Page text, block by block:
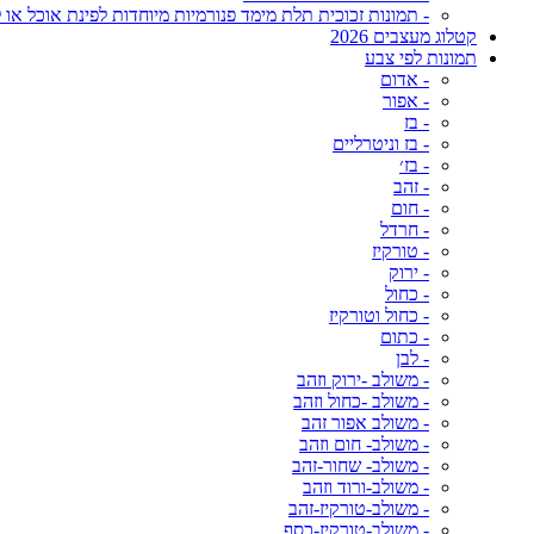
- תמונות זכוכית תלת מימד פנורמיות מיוחדות לפינת אוכל או
קטלוג מעצבים 2026
תמונות לפי צבע
- אדום
- אפור
- בז
- בז וניטרליים
- בז׳
- זהב
- חום
- חרדל
- טורקיז
- ירוק
- כחול
- כחול וטורקיז
- כתום
- לבן
- משולב -ירוק וזהב
- משולב -כחול וזהב
- משולב אפור זהב
- משולב- חום וזהב
- משולב- שחור-זהב
- משולב-ורוד וזהב
- משולב-טורקיז-זהב
- משולב-טורקיז-כסף